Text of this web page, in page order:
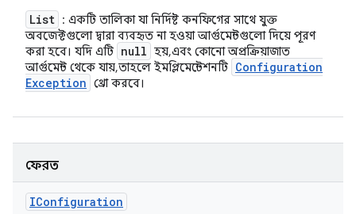
List : একটি তালিকা যা নির্দিষ্ট কনফিগের সাথে যুক্ত
অবজেক্টগুলো দ্বারা ব্যবহৃত না হওয়া আর্গুমেন্টগুলো দিয়ে পূরণ
করা হবে। যদি এটি null হয়, এবং কোনো অপ্রক্রিয়াজাত
আর্গুমেন্ট থেকে যায়, তাহলে ইমপ্লিমেন্টেশনটি Configuration
Exception থ্রো করবে।
ফেরত
IConfiguration